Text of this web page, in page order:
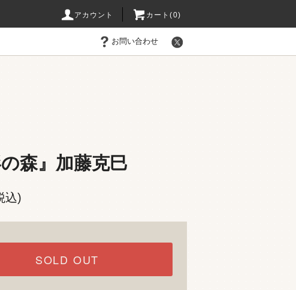
アカウント カート(0)
お問い合わせ
の森』加藤克巳
込)
SOLD OUT